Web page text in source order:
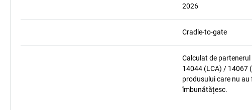
2026
Cradle-to-gate
Calculat de
14044 (LCA) / 14067
produsului care nu
îmbunătățesc.